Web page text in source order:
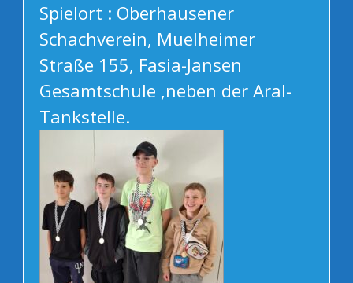
Spielort : Oberhausener
Schachverein, Muelheimer
Straße 155, Fasia-Jansen
Gesamtschule ,neben der Aral-
Tankstelle.